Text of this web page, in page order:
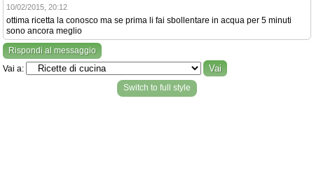
10/02/2015, 20:12
ottima ricetta la conosco ma se prima li fai sbollentare in acqua per 5 minuti
sono ancora meglio
Rispondi al messaggio
Vai a:
Switch to full style